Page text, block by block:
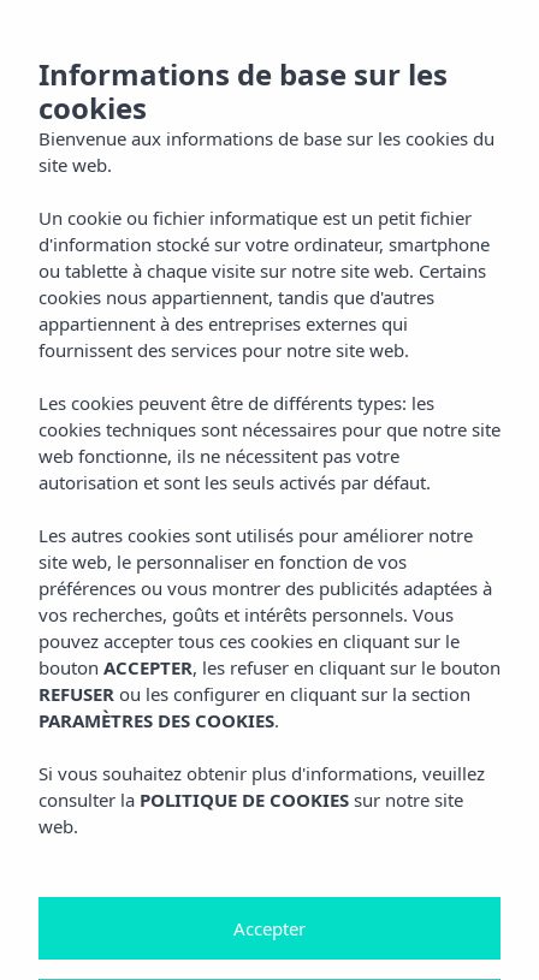
FR
Informations de base sur les
cookies
Bienvenue aux informations de base sur les cookies du
site web.
Un cookie ou fichier informatique est un petit fichier
d'information stocké sur votre ordinateur, smartphone
ou tablette à chaque visite sur notre site web. Certains
cookies nous appartiennent, tandis que d'autres
appartiennent à des entreprises externes qui
fournissent des services pour notre site web.
Les cookies peuvent être de différents types: les
cookies techniques sont nécessaires pour que notre site
web fonctionne, ils ne nécessitent pas votre
autorisation et sont les seuls activés par défaut.
Les autres cookies sont utilisés pour améliorer notre
site web, le personnaliser en fonction de vos
préférences ou vous montrer des publicités adaptées à
vos recherches, goûts et intérêts personnels. Vous
pouvez accepter tous ces cookies en cliquant sur le
bouton ACCEPTER, les refuser en cliquant sur le bouton
REFUSER ou les configurer en cliquant sur la section
PARAMÈTRES DES COOKIES.
Si vous souhaitez obtenir plus d'informations, veuillez
consulter la POLITIQUE DE COOKIES sur notre site
web.
Accepter